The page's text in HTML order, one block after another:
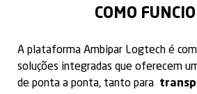
COMO
A plataforma Ambipar Logtech é
soluções integradas que oferecem
de ponta a ponta, tanto para